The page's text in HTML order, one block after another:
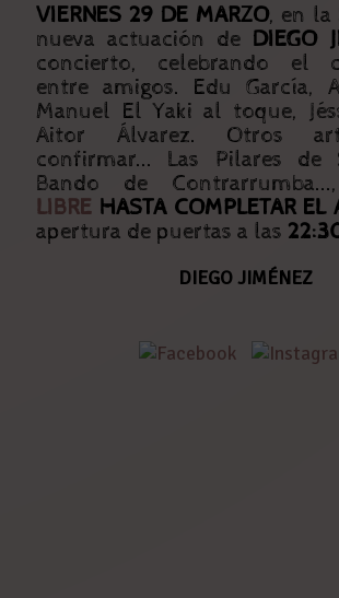
VIERNES 29 DE MARZO, en la
nueva actuación de DIEGO
concierto, celebrando el
entre amigos. Edu García,
Manuel El Yaki al toque,
Aitor Álvarez. Otros
confirmar... Las Pilares de
Bando de
LIBRE HASTA COMPLETAR EL
apertura de puertas a las
DIEGO JIMÉNEZ